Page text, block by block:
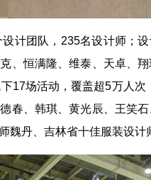
计团队，235名设计师；
、恒满隆、维泰、天卓、
17场活动，覆盖超5万人
春、韩琪、黄光辰、王笑
魏丹、吉林省十佳服装设计